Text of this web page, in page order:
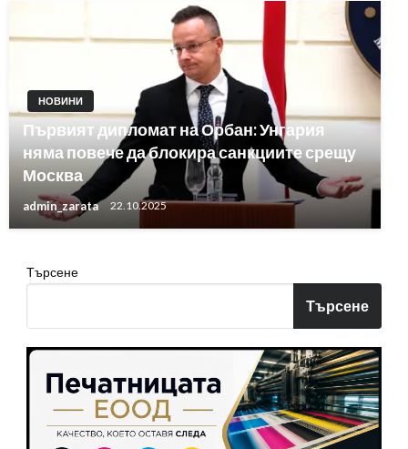
НОВИНИ
Първият дипломат на Орбан: Унгария
няма повече да блокира санкциите срещу
Москва
admin_zarata 22.10.2025
Търсене
Търсене